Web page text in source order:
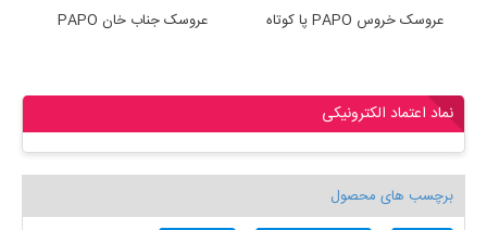
عروسک جناب خان PAPO عروسک خروس PAPO پا کوتاه
نماد اعتماد الکترونیکی
برچسب های محصول